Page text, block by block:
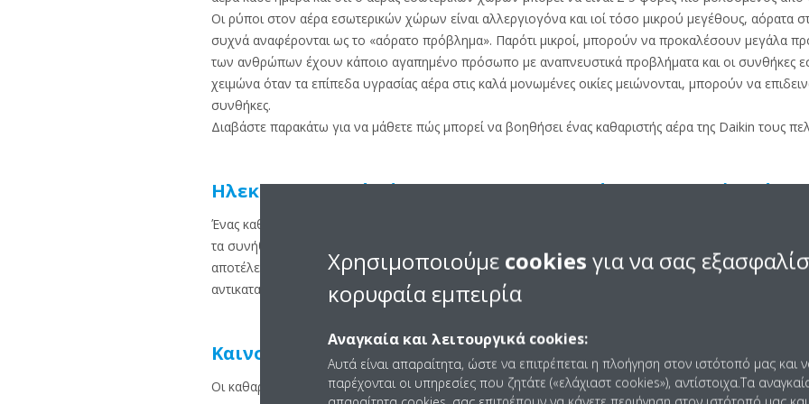
Οι ρύποι στον αέρα εσωτερικών χώρων είναι αλλεργιογόνα και ιοί τόσο μικρού μεγέθους, αόρατα
συχνά αναφέρονται ως το «αόρατο πρόβλημα». Παρότι μικροί, μπορούν να προκαλέσουν μεγάλα
των ανθρώπων έχουν κάποιο αγαπημένο πρόσωπο με αναπνευστικά προβλήματα και οι συνθήκες
χειμώνα όταν τα επίπεδα υγρασίας αέρα στις καλά μονωμένες οικίες μειώνονται, μπορούν να
συνθήκες.
Διαβάστε παρακάτω για να μάθετε πώς μπορεί να βοηθήσει ένας καθαριστής αέρα της Daikin τους
Ηλεκτροστατικό φίλτρο HEPA με κορυφαία στην αγορά
Ένας καθαριστής αέρα Daikin απομακρύνει το 99,97 % των επιβλαβών σωματιδίων έως και
τα συνήθη φίλτρα HEPA που διατίθενται στην αγορά, ένα ηλεκτροστατικό φίλτρο HEPA έχει πιο
αποτέλεσμα μικρότερη επιρρέπεια σε εμφράξεις, παρέχοντας έτσι μεγαλύτερη διάρκεια ζωής που
αντικαταστάσεις.
Καινοτόμος Ιαπωνική τεχνολογία εμπιστοσύνης
Οι καθαριστές αέρα της Daikin είναι όλοι εξοπλισμένοι με την πατενταρισμένη τεχνολογία Daikin
Χρησιμοποιούμε cookies για να σας
κορυφαία εμπειρία
Αναγκαία και λειτουργικά cookies:
Αυτά είναι απαραίτητα, ώστε να επιτρέπεται η πλοήγηση στον ιστότοπό μας και
παρέχονται οι υπηρεσίες που ζητάτε («ελάχιαστ cookies»), αντίστοιχα.Τα